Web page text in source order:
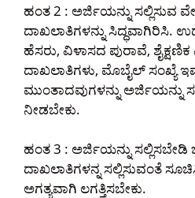
ಹಂತ 2 : ಅರ್ಜಿಯನ್ನು ಸಲ್ಲಿಸುವ
ದಾಖಲಾತಿಗಳನ್ನು ಸಿದ್ಧವಾಗಿರಿಸಿ.
ಹೆಸರು, ವಿಳಾಸದ ಪುರಾವೆ,
ದಾಖಲಾತಿಗಳು, ಮೊಬೈಲ್ ಸಂಖ್ಯೆ
ಮುಂತಾದವುಗಳನ್ನು ಅರ್ಜಿಯನ್ನು
ನೀಡಬೇಕು.
ಹಂತ 3 : ಅರ್ಜಿಯನ್ನು ಸಲ್ಲಿಸಬೇಡಿ
ದಾಖಲಾತಿಗಳನ್ನ ಸಲ್ಲಿಸುವಂತೆ
ಅಗತ್ಯವಾಗಿ ಲಗತ್ತಿಸಬೇಕು.